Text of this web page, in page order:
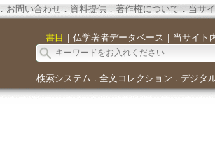
お問い合わせ． 資料提供． 著作権について．当サ
｜ 書目 ｜ 仏学著者データベース ｜ 当サイト
検索システム ． 全文コレクション ． デジタ